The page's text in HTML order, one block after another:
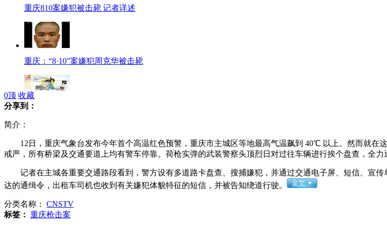
重庆810案嫌犯被击毙 记者详述
重庆：“8·10”案嫌犯周克华被击毙
英国：伦敦奥运公园突发大火
摩托车载8人狂飙 还敢超车抢道
0顶 收藏
分享到：
简介：
12日，重庆气象台发布今年首个高温红色预警，重庆市主城区等地最高气温飙到 40℃ 以上。然而就在
戒严，所有桥梁及交通要道上均有警车停靠。荷枪实弹的武装警察头顶烈日对过往车辆进行挨个盘查，全力
记者在主城各重要交通路段看到，警方设有多道路卡盘查、搜捕嫌犯，并通过交通电子屏、短信、宣
达的通缉令，出租车司机也收到有关嫌犯体貌特征的短信，并被告知绕道行驶。
分类名称： CNSTV
标签： 重庆枪击案